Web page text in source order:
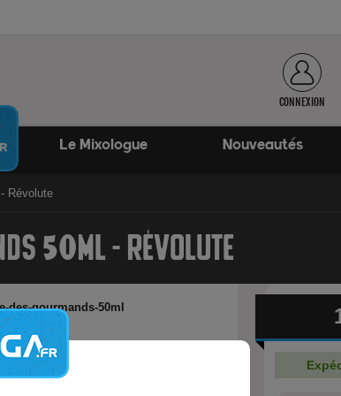
CONNEXION
Le Mixologue Nouveautés
Révolute
50ML - RÉVOLUTE
des-gourmands-50ml
biscuité onctueuse.
de nicotine